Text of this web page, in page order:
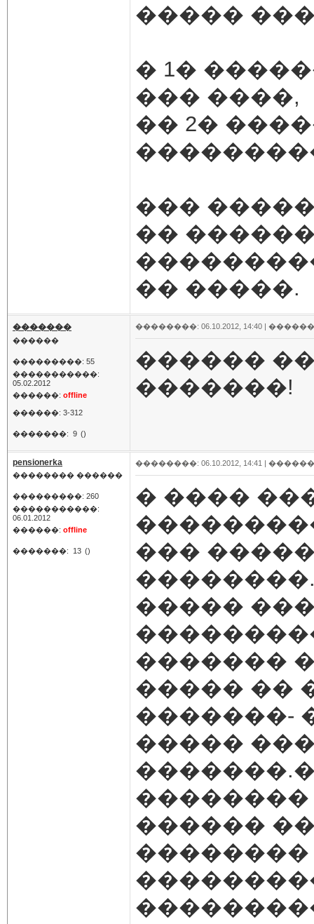
�����
� 1�
��� ����,
�� 2�
���
��
�� �����.
�������
������
���������: 55
�����������:
05.02.2012
������: offline
������: 3-312
�������: 9 ()
��������: 06.10.2012, 14:40 |
������
�������!
pensionerka
�������� ������
���������: 260
�����������:
06.01.2012
������: offline
�������: 13 ()
��������: 06.10.2012, 14:41 |
� ����
���
�����
�������
����� ��
�������-
�����
��������
������